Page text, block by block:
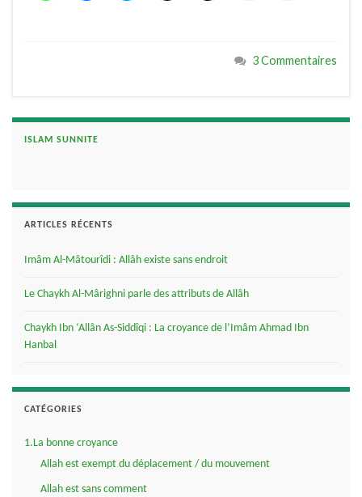
3 Commentaires
ISLAM SUNNITE
ARTICLES RÉCENTS
Imâm Al-Mâtourîdi : Allâh existe sans endroit
Le Chaykh Al-Mârighni parle des attributs de Allâh
Chaykh Ibn ‘Allân As-Siddîqi : La croyance de l’Imâm Ahmad Ibn
Hanbal
CATÉGORIES
1.La bonne croyance
Allah est exempt du déplacement / du mouvement
Allah est sans comment